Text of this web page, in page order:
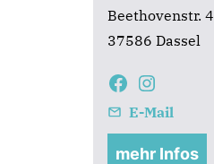
Beethovenstr. 4
37586 Dassel
E-Mail
mehr Infos